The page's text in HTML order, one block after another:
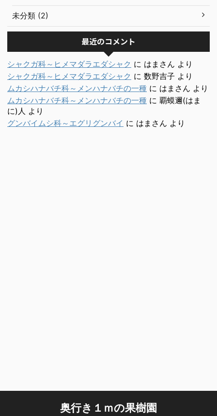
未分類 (2)
最近のコメント
シャクガ科～ヒメマダラエダシャク に はまさん より
シャクガ科～ヒメマダラエダシャク に 数野吉子 より
ムカシハナバチ科～メンハナバチの一種 に はまさん より
ムカシハナバチ科～メンハナバチの一種 に 覇蟆邇(はま
に)人 より
グンバイムシ科～エグリグンバイ に はまさん より
奥行き１ｍの果樹園